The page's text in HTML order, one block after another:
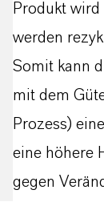
Produkt
werden
Somit kann
mit dem
Prozess)
eine höhere
gegen